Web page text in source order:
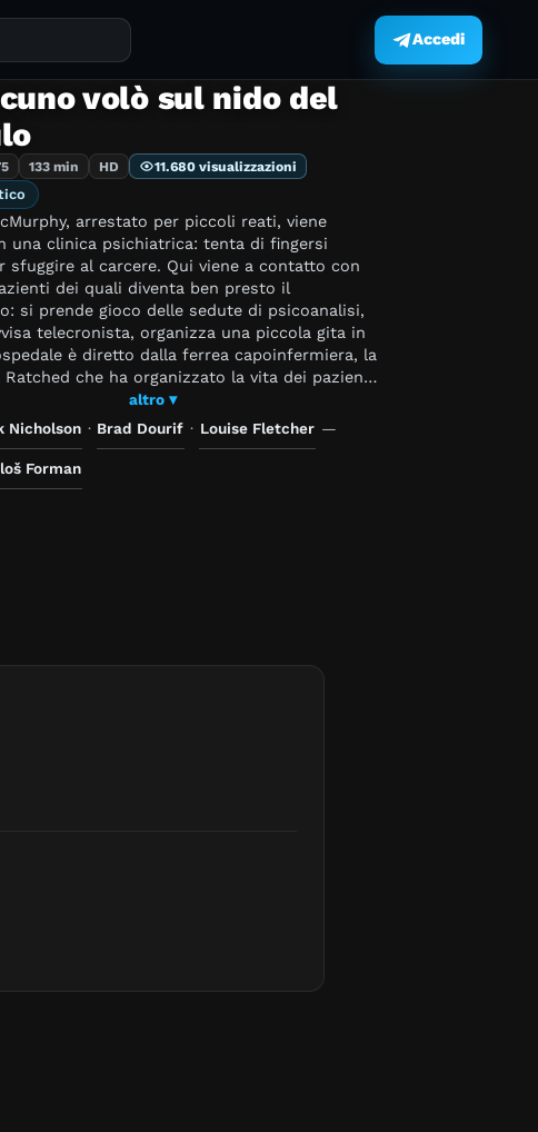
Accedi
volò sul nido del
133 min HD 11.680 visualizzazioni
arrestato per piccoli reati, viene
una clinica psichiatrica: tenta di fingersi
sfuggire al carcere. Qui viene a contatto con
dei quali diventa ben presto il
si prende gioco delle sedute di psicoanalisi,
telecronista, organizza una piccola gita in
è diretto dalla ferrea capoinfermiera, la
Ratched che ha organizzato la vita dei pazienti
regole di intransigente disciplina.
altro ▾
Nicholson · Brad Dourif · Louise Fletcher —
Forman